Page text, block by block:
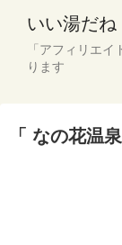
いい湯だ
「アフィリエ
ります
「 なの花温